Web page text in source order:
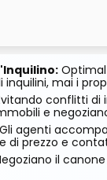
Optimal
mai i
conflitti di
e
agenti
di prezzo e
il